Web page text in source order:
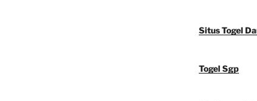
Situs Togel
Togel Sgp